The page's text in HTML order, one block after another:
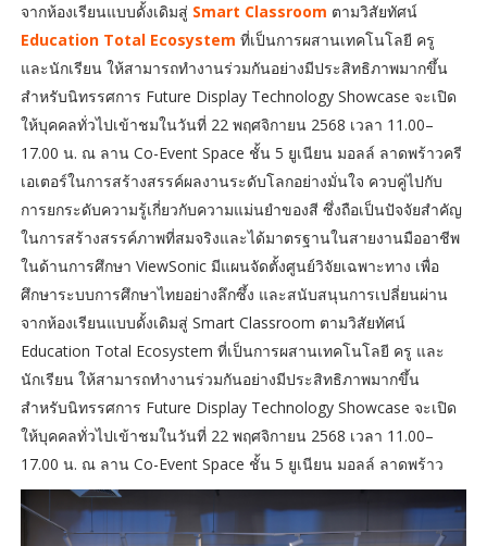
จากห้องเรียนแบบดั้งเดิมสู่ Smart Classroom ตามวิสัยทัศน์
Education Total Ecosystem ที่เป็นการผสานเทคโนโลยี ครู
และนักเรียน ให้สามารถทำงานร่วมกันอย่างมีประสิทธิภาพมากขึ้น
สำหรับนิทรรศการ Future Display Technology Showcase จะเปิด
ให้บุคคลทั่วไปเข้าชมในวันที่ 22 พฤศจิกายน 2568 เวลา 11.00–
17.00 น. ณ ลาน Co-Event Space ชั้น 5 ยูเนียน มอลล์ ลาดพร้าวครี
เอเตอร์ในการสร้างสรรค์ผลงานระดับโลกอย่างมั่นใจ ควบคู่ไปกับ
การยกระดับความรู้เกี่ยวกับความแม่นยำของสี ซึ่งถือเป็นปัจจัยสำคัญ
ในการสร้างสรรค์ภาพที่สมจริงและได้มาตรฐานในสายงานมืออาชีพ
ในด้านการศึกษา ViewSonic มีแผนจัดตั้งศูนย์วิจัยเฉพาะทาง เพื่อ
ศึกษาระบบการศึกษาไทยอย่างลึกซึ้ง และสนับสนุนการเปลี่ยนผ่าน
จากห้องเรียนแบบดั้งเดิมสู่ Smart Classroom ตามวิสัยทัศน์
Education Total Ecosystem ที่เป็นการผสานเทคโนโลยี ครู และ
นักเรียน ให้สามารถทำงานร่วมกันอย่างมีประสิทธิภาพมากขึ้น
สำหรับนิทรรศการ Future Display Technology Showcase จะเปิด
ให้บุคคลทั่วไปเข้าชมในวันที่ 22 พฤศจิกายน 2568 เวลา 11.00–
17.00 น. ณ ลาน Co-Event Space ชั้น 5 ยูเนียน มอลล์ ลาดพร้าว